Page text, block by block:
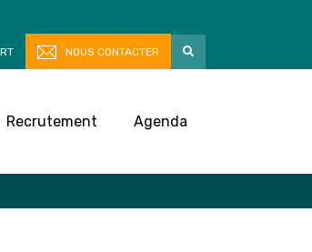
NOUS CONTACTER
Recrutement Agenda